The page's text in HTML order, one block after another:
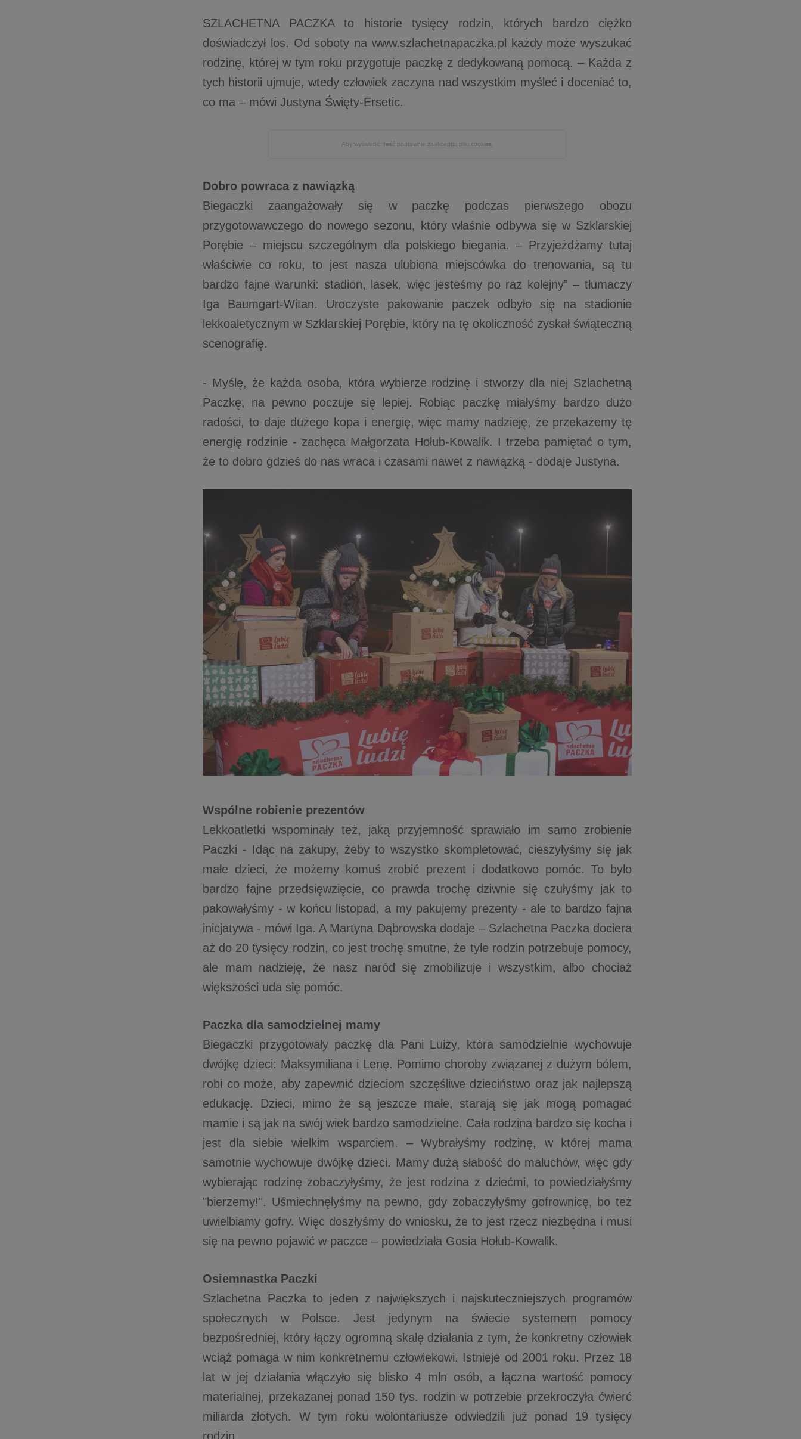
SZLACHETNA PACZKA to historie tysięcy rodzin, których bardzo ciężko
doświadczył los. Od soboty na www.szlachetnapaczka.pl każdy może wyszukać
rodzinę, której w tym roku przygotuje paczkę z dedykowaną pomocą. – Każda z
tych historii ujmuje, wtedy człowiek zaczyna nad wszystkim myśleć i doceniać to,
co ma – mówi Justyna Święty-Ersetic.
Aby wyświetlić treść poprawnie zaakceptuj pliki cookies.
Dobro powraca z nawiązką
Biegaczki zaangażowały się w paczkę podczas pierwszego obozu
przygotowawczego do nowego sezonu, który właśnie odbywa się w Szklarskiej
Porębie – miejscu szczególnym dla polskiego biegania. – Przyjeżdżamy tutaj
właściwie co roku, to jest nasza ulubiona miejscówka do trenowania, są tu
bardzo fajne warunki: stadion, lasek, więc jesteśmy po raz kolejny” – tłumaczy
Iga Baumgart-Witan. Uroczyste pakowanie paczek odbyło się na stadionie
lekkoaletycznym w Szklarskiej Porębie, który na tę okoliczność zyskał świąteczną
scenografię.
- Myślę, że każda osoba, która wybierze rodzinę i stworzy dla niej Szlachetną
Paczkę, na pewno poczuje się lepiej. Robiąc paczkę miałyśmy bardzo dużo
radości, to daje dużego kopa i energię, więc mamy nadzieję, że przekażemy tę
energię rodzinie - zachęca Małgorzata Hołub-Kowalik. I trzeba pamiętać o tym,
że to dobro gdzieś do nas wraca i czasami nawet z nawiązką - dodaje Justyna.
Wspólne robienie prezentów
Lekkoatletki wspominały też, jaką przyjemność sprawiało im samo zrobienie
Paczki - Idąc na zakupy, żeby to wszystko skompletować, cieszyłyśmy się jak
małe dzieci, że możemy komuś zrobić prezent i dodatkowo pomóc. To było
bardzo fajne przedsięwzięcie, co prawda trochę dziwnie się czułyśmy jak to
pakowałyśmy - w końcu listopad, a my pakujemy prezenty - ale to bardzo fajna
inicjatywa - mówi Iga. A Martyna Dąbrowska dodaje – Szlachetna Paczka dociera
aż do 20 tysięcy rodzin, co jest trochę smutne, że tyle rodzin potrzebuje pomocy,
ale mam nadzieję, że nasz naród się zmobilizuje i wszystkim, albo chociaż
większości uda się pomóc.
Paczka dla samodzielnej mamy
Biegaczki przygotowały paczkę dla Pani Luizy, która samodzielnie wychowuje
dwójkę dzieci: Maksymiliana i Lenę. Pomimo choroby związanej z dużym bólem,
robi co może, aby zapewnić dzieciom szczęśliwe dzieciństwo oraz jak najlepszą
edukację. Dzieci, mimo że są jeszcze małe, starają się jak mogą pomagać
mamie i są jak na swój wiek bardzo samodzielne. Cała rodzina bardzo się kocha i
jest dla siebie wielkim wsparciem. – Wybrałyśmy rodzinę, w której mama
samotnie wychowuje dwójkę dzieci. Mamy dużą słabość do maluchów, więc gdy
wybierając rodzinę zobaczyłyśmy, że jest rodzina z dziećmi, to powiedziałyśmy
"bierzemy!". Uśmiechnęłyśmy na pewno, gdy zobaczyłyśmy gofrownicę, bo też
uwielbiamy gofry. Więc doszłyśmy do wniosku, że to jest rzecz niezbędna i musi
się na pewno pojawić w paczce – powiedziała Gosia Hołub-Kowalik.
Osiemnastka Paczki
Szlachetna Paczka to jeden z największych i najskuteczniejszych programów
społecznych w Polsce. Jest jedynym na świecie systemem pomocy
bezpośredniej, który łączy ogromną skalę działania z tym, że konkretny człowiek
wciąż pomaga w nim konkretnemu człowiekowi. Istnieje od 2001 roku. Przez 18
lat w jej działania włączyło się blisko 4 mln osób, a łączna wartość pomocy
materialnej, przekazanej ponad 150 tys. rodzin w potrzebie przekroczyła ćwierć
miliarda złotych. W tym roku wolontariusze odwiedzili już ponad 19 tysięcy
rodzin.